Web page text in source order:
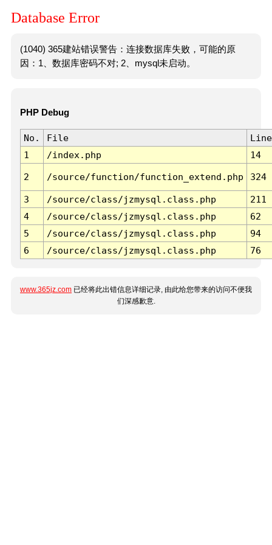
Database Error
(1040) 365建站错误警告：连接数据库失败，可能的原
因：1、数据库密码不对; 2、mysql未启动。
PHP Debug
No. File
Line
1
/index.php 14
2 /source/function/function_extend.php 324
3 /source/class/jzmysql.class.php
211
4
/source/class/jzmysql.class.php
62
5
/source/class/jzmysql.class.php
94
6
/source/class/jzmysql.class.php 76
www.365jz.com 已经将此出错信息详细记录, 由此给您带来的访问不便我
们深感歉意.